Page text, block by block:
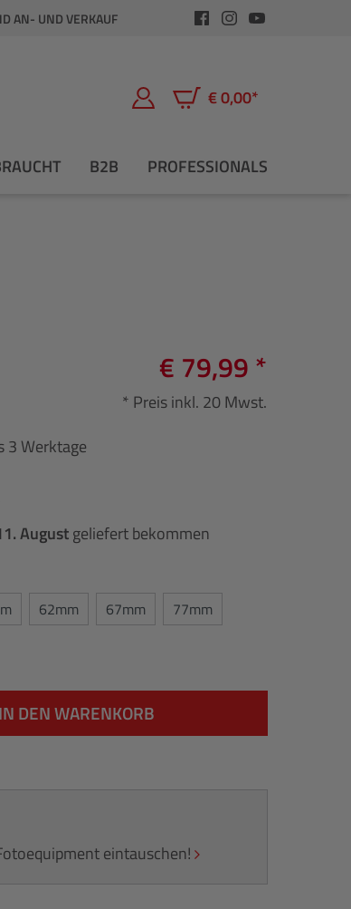
AN- UND VERKAUF
€ 0,00*
Warenkorb enthält 0
B2B PROFESSIONALS
€ 79,99 *
* Preis inkl. 20 Mwst.
3 Werktage
Augustgeliefert bekommen
62mm 67mm
77mm
IN DEN WARENKORB
eintauschen!